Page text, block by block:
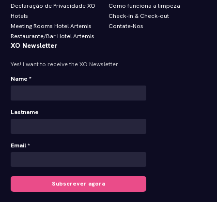
Declaração de Privacidade XO
Hotels
Meeting Rooms Hotel Artemis
Restaurante/Bar Hotel Artemis
Como funciona a limpeza
Check‑in & Check‑out
Contate-Nos
XO Newsletter
Yes! I want to receive the XO Newsletter
Name *
Lastname
Email *
Subscrever agora